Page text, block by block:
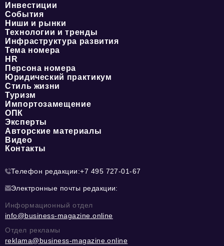
Инвестиции
События
Ниши и рынки
Технологии и тренды
Инфраструктура развития
Тема номера
HR
Персона номера
Юридический практикум
Стиль жизни
Туризм
Импортозамещение
ОПК
Эксперты
Авторские материалы
Видео
Контакты
Телефон редакции:+7 495 727-01-67
Электронные почты редакции:
Информационный отдел
info@business-magazine.online
Отдел рекламы
reklama@business-magazine.online